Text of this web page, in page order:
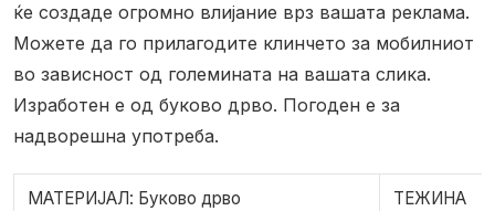
ќе создаде огромно влијание врз вашата реклама.
Можете да го прилагодите клинчето за мобилниот
во зависност од големината на вашата слика.
Изработен е од буково дрво. Погоден е за
надворешна употреба.
МАТЕРИЈАЛ: Буково дрво ТЕЖИНА